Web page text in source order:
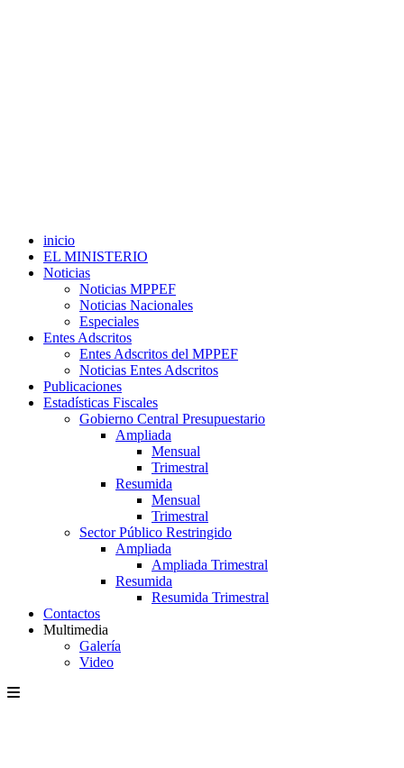
inicio
EL MINISTERIO
Noticias
Noticias MPPEF
Noticias Nacionales
Especiales
Entes Adscritos
Entes Adscritos del MPPEF
Noticias Entes Adscritos
Publicaciones
Estadísticas Fiscales
Gobierno Central Presupuestario
Ampliada
Mensual
Trimestral
Resumida
Mensual
Trimestral
Sector Público Restringido
Ampliada
Ampliada Trimestral
Resumida
Resumida Trimestral
Contactos
Multimedia
Galería
Video